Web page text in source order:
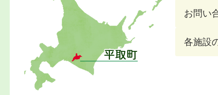
お問い
各施設